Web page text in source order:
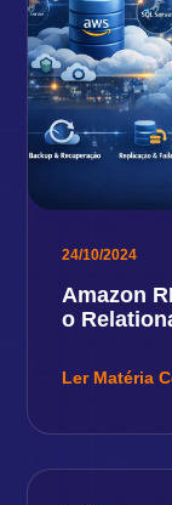
24/10/2024
Amazon
o
Ler Matéria